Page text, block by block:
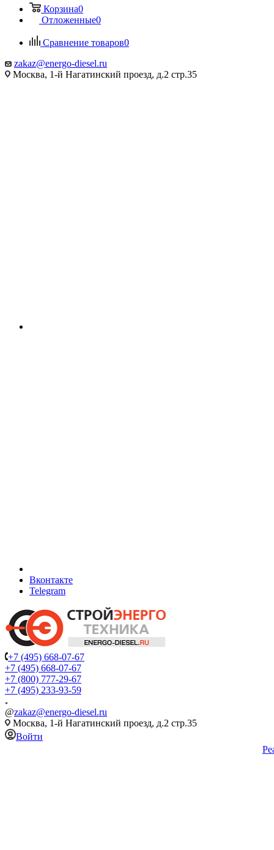
Корзина0
Отложенные0
Сравнение товаров0
zakaz@energo-diesel.ru
Москва, 1-й Нагатинский проезд, д.2 стр.35
Вконтакте
Telegram
+7 (495) 668-07-67
+7 (495) 668-07-67
+7 (800) 777-29-67
+7 (495) 233-93-59
@zakaz@energo-diesel.ru
Москва, 1-й Нагатинский проезд, д.2 стр.35
Войти